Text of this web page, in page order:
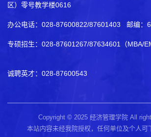
区）零号教学楼0616
办公电话：028-87600822/87601403 邮编：
专硕招生：028-87601267/87634601（MBA/
诚聘英才：028-87600543
Copyright © 2025 经济管理学院 All
本站内容未经我院授权，任何单位及个人可